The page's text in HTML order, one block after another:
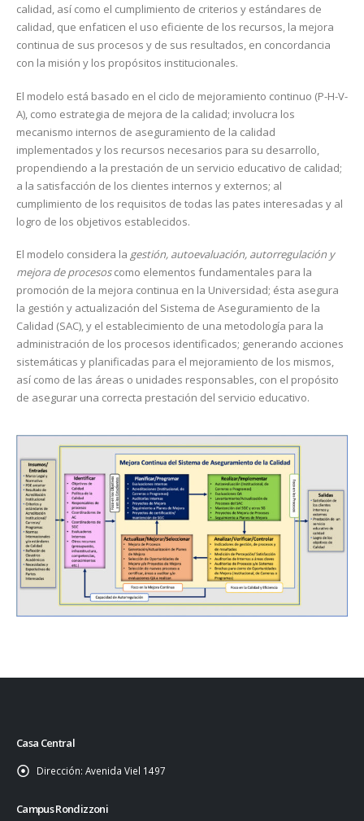
calidad, así como el cumplimiento de criterios y estándares de
calidad, que enfaticen el uso eficiente de los recursos, la mejora
continua de sus procesos y de sus resultados, en concordancia
con la misión y los propósitos institucionales.
El modelo está basado en el ciclo de mejoramiento continuo (P-H-V-
A), como estrategia de mejora de la calidad; involucra los
mecanismo internos de aseguramiento de la calidad
implementados y los recursos necesarios para su desarrollo,
propendiendo a la prestación de un servicio educativo de calidad;
a la satisfacción de los clientes internos y externos; al
cumplimiento de los requisitos de todas las pates interesadas y al
logro de los objetivos establecidos.
El modelo considera la gestión, autoevaluación, autorregulación y
mejora de procesoscomo elementos fundamentales para la
promoción de la mejora continua en la Universidad; ésta asegura
la gestión y actualización del Sistema de Aseguramiento de la
Calidad (SAC), y el establecimiento de una metodología para la
administración de los procesos identificados; generando acciones
sistemáticas y planificadas para el mejoramiento de los mismos,
así como de las áreas o unidades responsables, con el propósito
de asegurar una correcta prestación del servicio educativo.
Casa Central
Dirección: Avenida Viel 1497
Campus Rondizzoni